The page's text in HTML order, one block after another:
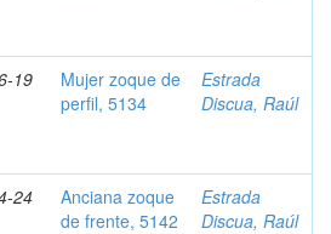
19
Mujer zoque de
perfil, 5134
Estrada
Discua, Raúl
24
Anciana zoque
de frente, 5142
Estrada
Discua, Raúl